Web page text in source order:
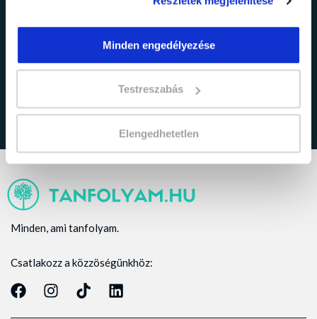
Minden engedélyezése
Testreszabás
Elengedhetetlen
adatkezelési tájékoztatóban
Minden, ami tanfolyam.
Csatlakozz a közzöségünkhöz: